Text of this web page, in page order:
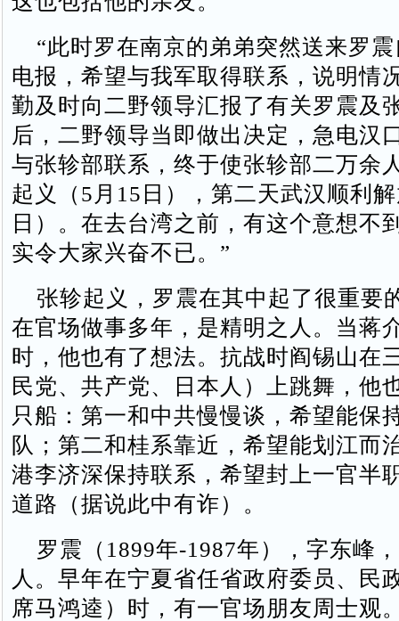
“此时罗在南京的弟弟突然送来罗震
电报，希望与我军取得联系，说明情
勤及时向二野领导汇报了有关罗震及
后，二野领导当即做出决定，急电汉
与张轸部联系，终于使张轸部二万余
起义（5月15日），第二天武汉顺利
日）。在去台湾之前，有这个意想不
实令大家兴奋不已。”
张轸起义，罗震在其中起了很重要
在官场做事多年，是精明之人。当蒋
时，他也有了想法。抗战时阎锡山在
民党、共产党、日本人）上跳舞，他
只船：第一和中共慢慢谈，希望能保
队；第二和桂系靠近，希望能划江而
港李济深保持联系，希望封上一官半
道路（据说此中有诈）。
罗震（1899年-1987年），字东峰
人。早年在宁夏省任省政府委员、民
席马鸿逵）时，有一官场朋友周士观